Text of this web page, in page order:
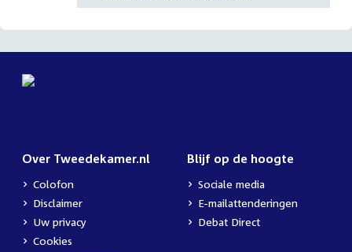
Over Tweedekamer.nl
Colofon
Disclaimer
Uw privacy
Cookies
Blijf op de hoogte
Sociale media
E-mailattenderingen
Debat Direct